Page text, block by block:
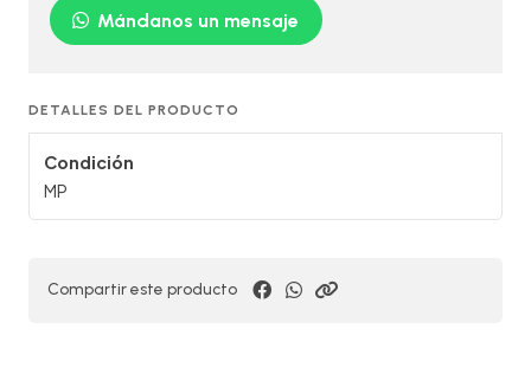
Mándanos un mensaje
DETALLES DEL PRODUCTO
Condición
MP
Compartir este producto